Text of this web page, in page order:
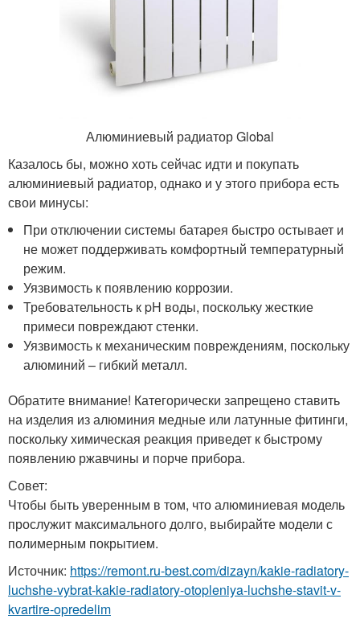
Алюминиевый радиатор Global
Казалось бы, можно хоть сейчас идти и покупать
алюминиевый радиатор, однако и у этого прибора есть
свои минусы:
При отключении системы батарея быстро остывает и
не может поддерживать комфортный температурный
режим.
Уязвимость к появлению коррозии.
Требовательность к pH воды, поскольку жесткие
примеси повреждают стенки.
Уязвимость к механическим повреждениям, поскольку
алюминий – гибкий металл.
Обратите внимание! Категорически запрещено ставить
на изделия из алюминия медные или латунные фитинги,
поскольку химическая реакция приведет к быстрому
появлению ржавчины и порче прибора.
Совет:
Чтобы быть уверенным в том, что алюминиевая модель
прослужит максимального долго, выбирайте модели с
полимерным покрытием.
Источник: https://remont.ru-best.com/dizayn/kakie-radiatory-
luchshe-vybrat-kakie-radiatory-otopleniya-luchshe-stavit-v-
kvartire-opredelim